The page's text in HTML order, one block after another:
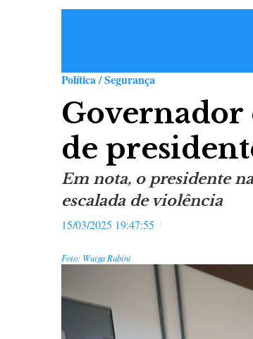
Política / Segurança
Governador
de
Em nota, o presidente
escalada de violência
15/03/2025 19:47:55
Foto: Wuiga Rubini